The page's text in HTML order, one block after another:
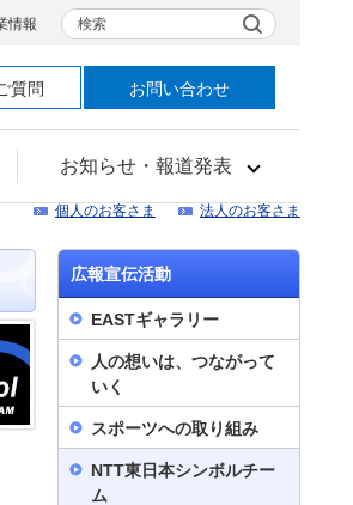
お知らせ・報道発表
情報 検索
質問 お問い合わせ
個人のお客さま 法人のお客さま
広報宣伝活動
EASTギャラリー
人の想いは、つながって
いく
スポーツへの取り組み
NTT東日本シンボルチー
ム